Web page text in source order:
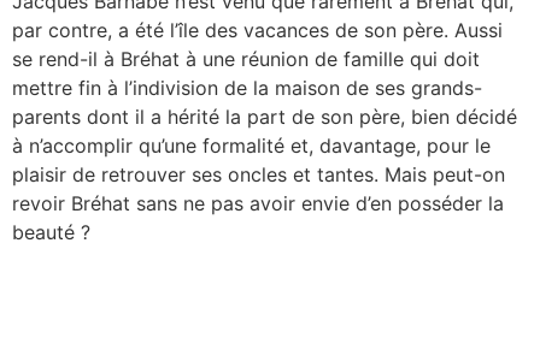
par contre, a été l’île des vacances de son père. Aussi
se rend-il à Bréhat à une réunion de famille qui doit
mettre fin à l’indivision de la maison de ses grands-
parents dont il a hérité la part de son père, bien décidé
à n’accomplir qu’une formalité et, davantage, pour le
plaisir de retrouver ses oncles et tantes. Mais peut-on
revoir Bréhat sans ne pas avoir envie d’en posséder la
beauté ?